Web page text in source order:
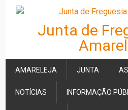
Junta de
AMARELEJA JUNTA
NOTÍCIAS INFORMAÇÃO